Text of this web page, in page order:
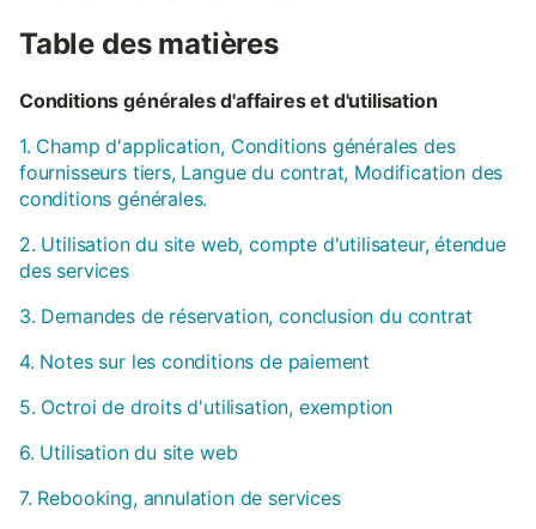
Table des matières
Conditions générales d'affaires et d'utilisation
1. Champ d'application, Conditions générales des
fournisseurs tiers, Langue du contrat, Modification des
conditions générales.
2. Utilisation du site web, compte d'utilisateur, étendue
des services
3. Demandes de réservation, conclusion du contrat
4. Notes sur les conditions de paiement
5. Octroi de droits d'utilisation, exemption
6. Utilisation du site web
7. Rebooking, annulation de services